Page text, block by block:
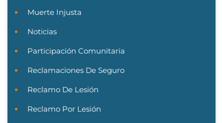
Muerte Injusta
Noticias
Participación Comunitaria
Reclamaciones De Seguro
Reclamo De Lesión
Reclamo Por Lesión